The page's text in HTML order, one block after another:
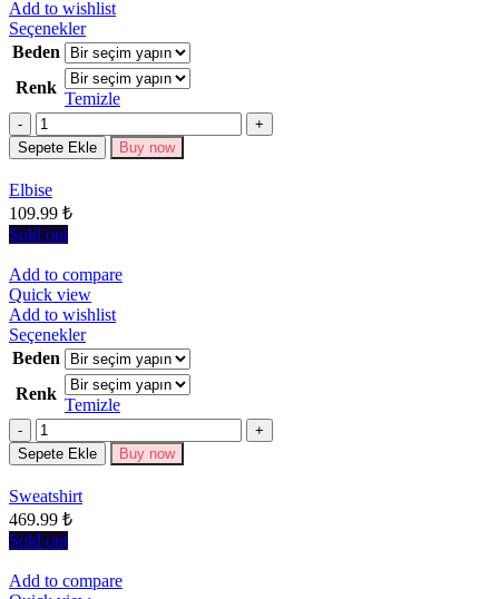
Add to wishlist
SeçeneklerBu
ürünün
birden
fazla
varyasyonu
Seçenekler
Beden
Renk
Temizle
Miktar
Sepete Ekle Buy now
Elbise
109.99 ₺
Sold out
Add to compare
Quick view
Add to wishlist
SeçeneklerBu
ürünün
birden
fazla
varyasyonu
Seçenekler
Beden
Renk
Temizle
Miktar
Sepete Ekle Buy now
Sweatshirt
469.99 ₺
Sold out
Add to compare